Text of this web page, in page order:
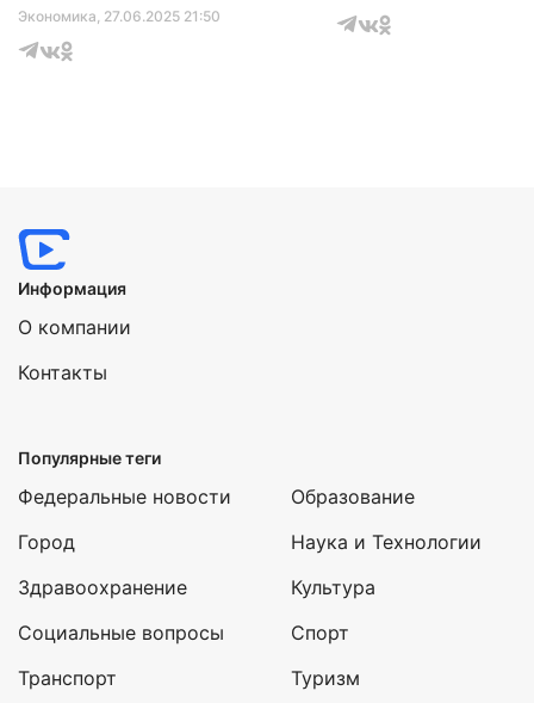
Экономика, 27.06.2025 21:50
Информация
О компании
Контакты
Популярные теги
Федеральные новости
Город
Здравоохранение
Социальные вопросы
Транспорт
Образование
Наука и Технологии
Культура
Спорт
Туризм